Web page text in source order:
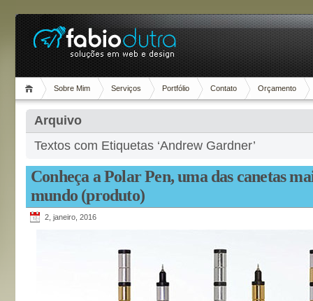
Sobre Mim Serviços Portfólio Contato Orçamento
Arquivo
Textos com Etiquetas ‘Andrew Gardner’
Conheça a Polar Pen, uma das canetas
mundo (produto)
2, janeiro, 2016